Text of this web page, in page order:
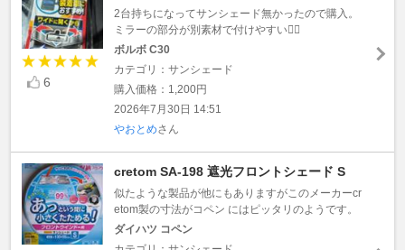
6
2台持ちになってサンシェード無かったので購入。
ミラーの部分が別素材で付けやすい👍🏻
ボルボ C30
カテゴリ：サンシェード
購入価格：1,200円
2026年7月30日 14:51
やおとめさん
cretom SA-198 遮光フロントシェード S
似たような製品が他にもありますがこのメーカーcr
etom製の寸法がコペン にはピッタリのようです。
ダイハツ コペン